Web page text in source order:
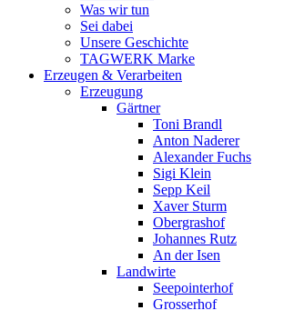
Was wir tun
Sei dabei
Unsere Geschichte
TAGWERK Marke
Erzeugen & Verarbeiten
Erzeugung
Gärtner
Toni Brandl
Anton Naderer
Alexander Fuchs
Sigi Klein
Sepp Keil
Xaver Sturm
Obergrashof
Johannes Rutz
An der Isen
Landwirte
Seepointerhof
Grosserhof